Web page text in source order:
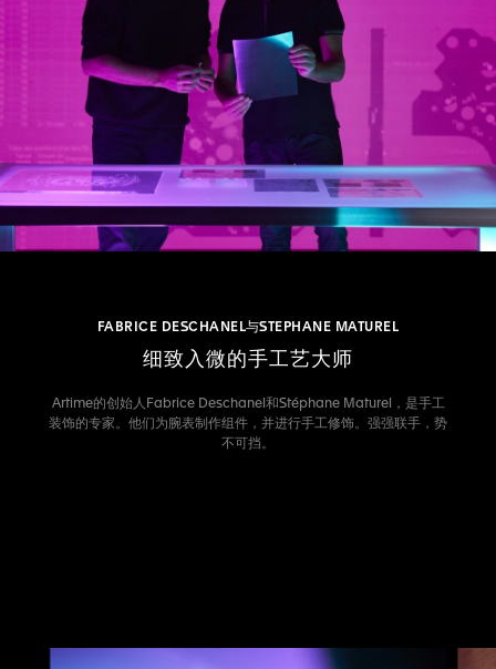
FABRICE DESCHANEL与STEPHANE MATUREL
细致入微的手工艺大师
Artime的创始人Fabrice Deschanel和Stéphane Maturel，是手工
装饰的专家。他们为腕表制作组件，并进行手工修饰。强强联手，势
不可挡。